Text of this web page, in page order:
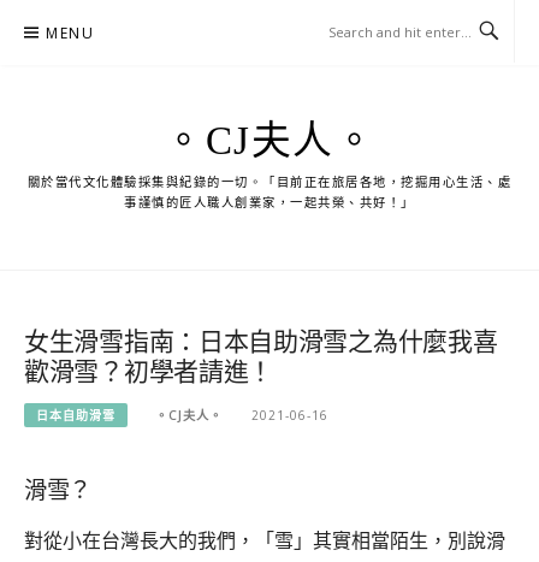
MENU
。CJ夫人。
關於當代文化體驗採集與紀錄的一切。「目前正在旅居各地，挖掘用心生活、處
事謹慎的匠人職人創業家，一起共榮、共好！」
女生滑雪指南：日本自助滑雪之為什麼我喜
歡滑雪？初學者請進！
日本自助滑雪 。CJ夫人。 2021-06-16
滑雪？
對從小在台灣長大的我們，「雪」其實相當陌生，別說滑